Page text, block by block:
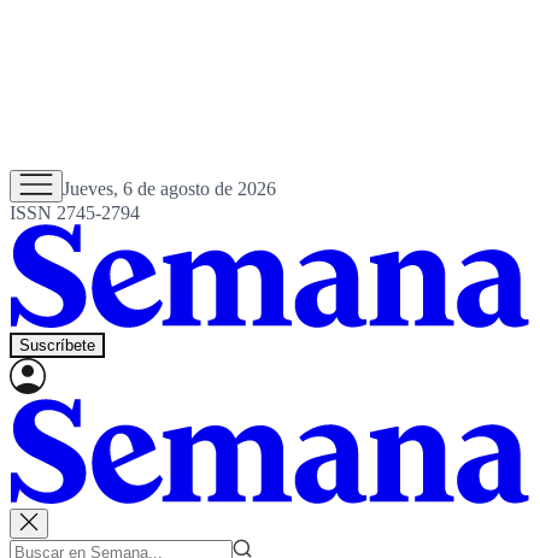
Jueves, 6 de agosto de 2026
ISSN 2745-2794
Suscríbete